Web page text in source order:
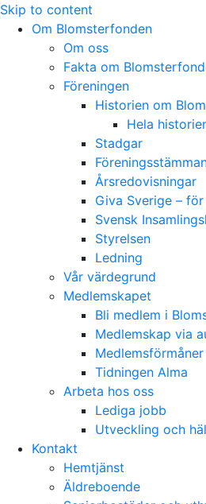
Skip to content
Om Blomsterfonden
Om oss
Fakta om
Föreningen
Historien om
Hela
Stadgar
Årsredovisningar
Giva Sverige –
Svensk
Styrelsen
Ledning
Vår värdegrund
Medlemskapet
Bli medlem i
Medlemskap via
Medlemsförmåner
Tidningen Alma
Arbeta hos oss
Lediga jobb
Utveckling och
Kontakt
Hemtjänst
Äldreboende